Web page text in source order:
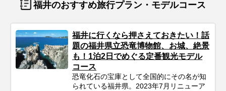
福井のおすすめ旅行プラン・モデルコース
福井に行くなら押さえておきたい！話
題の福井県立恐竜博物館、お城、絶景
も！1泊2日でめぐる定番観光モデル
コース
恐竜化石の宝庫として全国的にその名が知
られている福井県。2023年7月リニューア